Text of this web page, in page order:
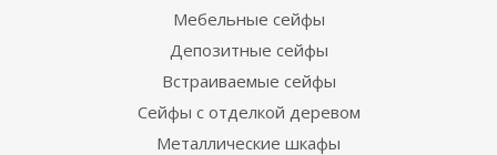
Мебельные сейфы
Депозитные сейфы
Встраиваемые сейфы
Сейфы с отделкой деревом
Металлические шкафы